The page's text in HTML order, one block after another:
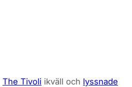
The Tivoli ikväll och lyssnade